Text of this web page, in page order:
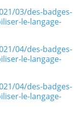
03/des-badges-
le-langage-
04/des-badges-
le-langage-
04/des-badges-
le-langage-